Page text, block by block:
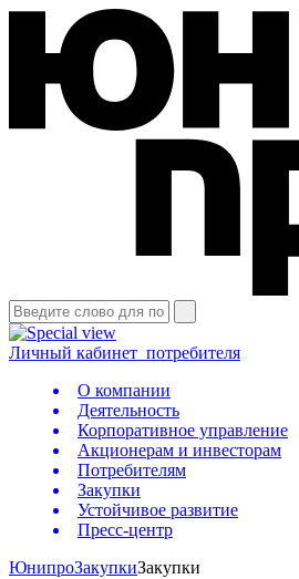
Личный кабинет потребителя
О компании
Деятельность
Корпоративное управление
Акционерам и инвесторам
Потребителям
Закупки
Устойчивое развитие
Пресс-центр
ЮнипроЗакупкиЗакупки